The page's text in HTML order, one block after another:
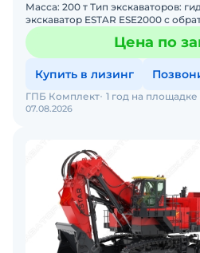
Масса: 200 т Тип экскаваторов:
экскаватор ESTAR ESE2000 с
Двигатель 810 кВт •
Цена по
Купить в лизинг
07.08.2026
ГПБ Комплект 1 год на площадке